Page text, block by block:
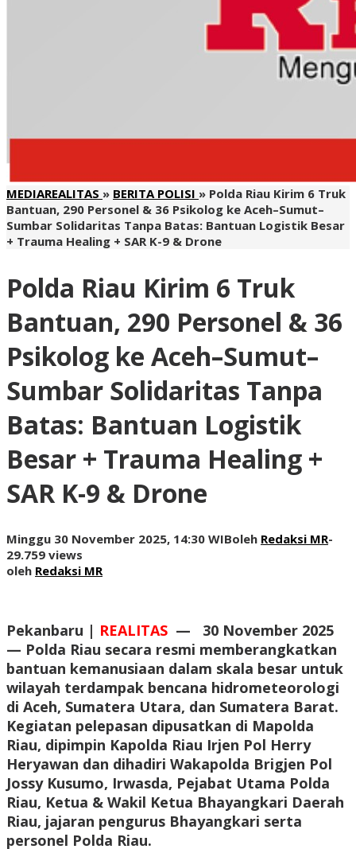
MEDIAREALITAS » BERITA POLISI » Polda Riau Kirim 6 Truk
Bantuan, 290 Personel & 36 Psikolog ke Aceh–Sumut–
Sumbar Solidaritas Tanpa Batas: Bantuan Logistik Besar
+ Trauma Healing + SAR K-9 & Drone
Polda Riau Kirim 6 Truk
Bantuan, 290 Personel & 36
Psikolog ke Aceh–Sumut–
Sumbar Solidaritas Tanpa
Batas: Bantuan Logistik
Besar + Trauma Healing +
SAR K-9 & Drone
Minggu 30 November 2025, 14:30 WIBoleh Redaksi MR-
29.759 views
oleh Redaksi MR
Pekanbaru | REALITAS — 30 November 2025
— Polda Riau secara resmi memberangkatkan
bantuan kemanusiaan dalam skala besar untuk
wilayah terdampak bencana hidrometeorologi
di Aceh, Sumatera Utara, dan Sumatera Barat.
Kegiatan pelepasan dipusatkan di Mapolda
Riau, dipimpin Kapolda Riau Irjen Pol Herry
Heryawan dan dihadiri Wakapolda Brigjen Pol
Jossy Kusumo, Irwasda, Pejabat Utama Polda
Riau, Ketua & Wakil Ketua Bhayangkari Daerah
Riau, jajaran pengurus Bhayangkari serta
personel Polda Riau.